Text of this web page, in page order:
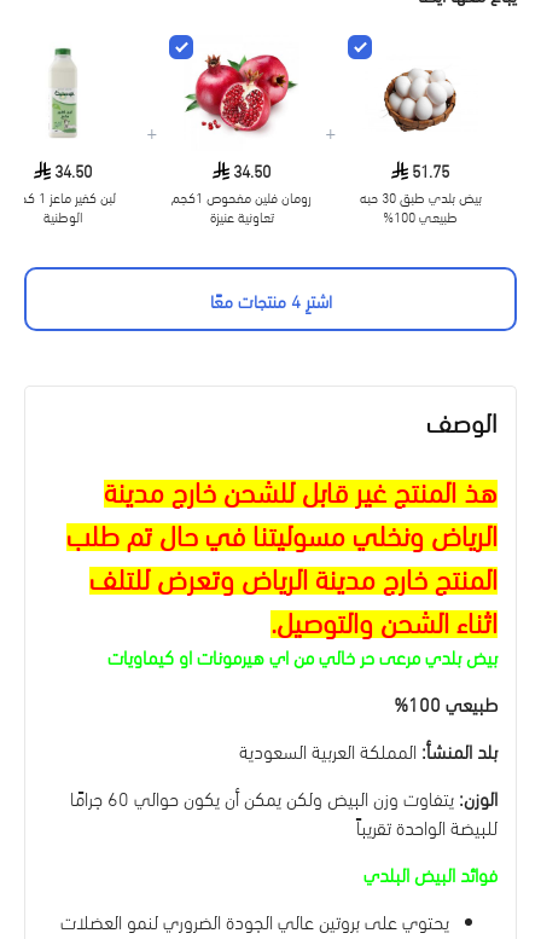
51.75
بيض بلدي طبق 30 حبه
طبيعي 100%
+
34.50
رومان فلين مفحوص 1كجم
تعاونية عنيزة
+
34.50
لبن كفير ماعز 1 كجم
الوطنية
اشترِ 4 منتجات معًا
الوصف
هذ المنتج غير قابل للشحن خارج مدينة
الرياض ونخلي مسوليتنا في حال تم طلب
المنتج خارج مدينة الرياض وتعرض للتلف
اثناء الشحن والتوصيل.
بيض بلدي مرعى حر خالي من اي هيرمونات او كيماويات
طبيعي 100%
بلد المنشأ: المملكة العربية السعودية
الوزن:
يتفاوت وزن البيض ولكن يمكن أن يكون حوالي 60 جرامًا
للبيضة الواحدة تقريباً
فوائد البيض البلدي
يحتوي على بروتين عالي الجودة الضروري لنمو العضلات